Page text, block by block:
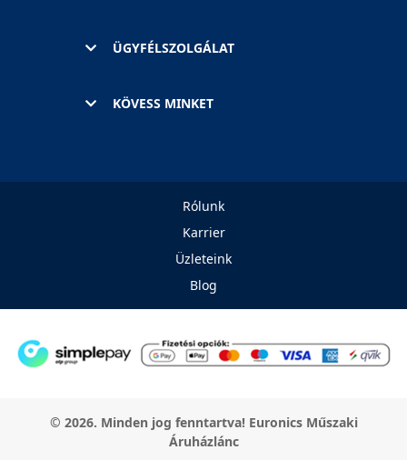
ÜGYFÉLSZOLGÁLAT
KÖVESS MINKET
Rólunk
Karrier
Üzleteink
Blog
© 2026. Minden jog fenntartva! Euronics Műszaki
Áruházlánc